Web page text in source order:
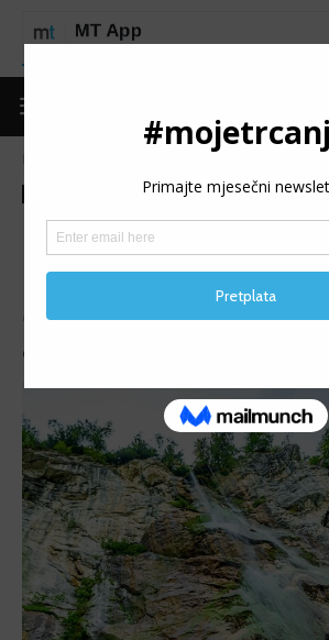
Izdvojeno MT reflektor
MT REFLEKTOR:
Dizdarević
MT REFLEKTOR (151): Predstavljamo
Objavio